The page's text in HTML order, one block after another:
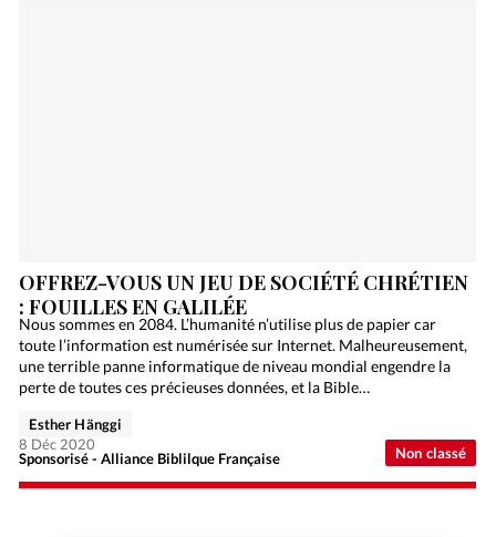
Non classé
OFFREZ-VOUS UN JEU DE SOCIÉTÉ CHRÉTIEN
: FOUILLES EN GALILÉE
Nous sommes en 2084. L’humanité n’utilise plus de papier car
toute l’information est numérisée sur Internet. Malheureusement,
une terrible panne informatique de niveau mondial engendre la
perte de toutes ces précieuses données, et la Bible…
Sponsorisé - Alliance Biblilque Française
Esther Hänggi
8 Déc 2020